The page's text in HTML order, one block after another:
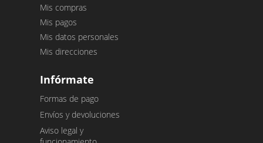
Mis compras
Mis pagos
Mis datos personales
Mis direcciones
Infórmate
Formas de pago
Envíos y devoluciones
Aviso legal y